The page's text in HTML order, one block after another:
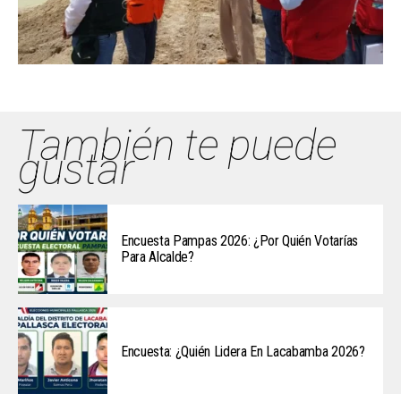
También te puede
gustar
Encuesta Pampas 2026: ¿Por Quién Votarías
Para Alcalde?
Encuesta: ¿Quién Lidera En Lacabamba 2026?